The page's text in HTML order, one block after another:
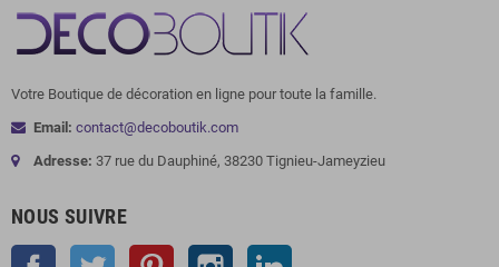
Votre Boutique de décoration en ligne pour toute la famille.
Email: contact@decoboutik.com
Adresse: 37 rue du Dauphiné, 38230 Tignieu-Jameyzieu
NOUS SUIVRE
Facebook Twitter Pinterest Instagram